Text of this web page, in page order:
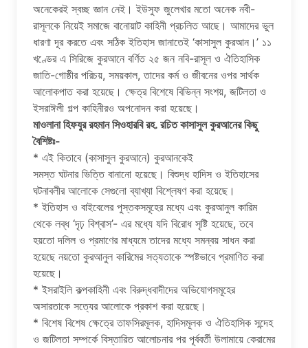
অনেকেরই স্বচ্ছ জ্ঞান নেই। ইউসুফ জুলেখার মতো অনেক নবী-
রাসূলকে নিয়েই সমাজে বানোয়াট কাহিনী প্রচলিত আছে। আমাদের ভুল
ধারণা দূর করতে এবং সঠিক ইতিহাস জানাতেই ‘কাসাসুল কুরআন।’ ১১
খণ্ডের এ সিরিজে কুরআনে বর্ণিত ২৫ জন নবি-রাসূল ও ঐতিহাসিক
জাতি-গোষ্ঠীর পরিচয়, সময়কাল, তাদের কর্ম ও জীবনের ওপর সার্থক
আলোকপাত করা হয়েছে। ক্ষেত্র বিশেষে বিভিন্ন সংশয়, জটিলতা ও
ইসরাঈলী গল্প কাহিনীরও অপনোদন করা হয়েছে।
মাওলানা হিফযুর রহমান সিওহারবি রহ. রচিত কাসাসুল কুরআনের কিছু
বৈশিষ্টঃ-
* এই কিতাবে (কাসাসুল কুরআনে) কুরআনকেই
সমস্ত ঘটনার ভিত্তি বানানো হয়েছে। বিশুদ্ধ হাদিস ও ইতিহাসের
ঘটনাবলীর আলোকে সেগুলো ব্যাখ্যা বিশ্লেষণ করা হয়েছে।
* ইতিহাস ও বাইবেলের পুস্তকসমূহের মধ্যে এবং কুরআনুল কারিম
থেকে লব্ধ ‘দৃঢ় বিশ্বাস’- এর মধ্যে যদি বিরোধ সৃষ্টি হয়েছে, তবে
হয়তো দলিল ও প্রমাণের মাধ্যমে তাদের মধ্যে সমন্বয় সাধন করা
হয়েছে নয়তো কুরআনুল কারিমের সত্যতাকে স্পষ্টভাবে প্রমাণিত করা
হয়েছে।
* ইসরাইলি কল্পকাহিনী এবং বিরুদ্ধবাদীদের অভিযোগসমূহের
অসারতাকে সত্যের আলোকে প্রকাশ করা হয়েছে।
* বিশেষ বিশেষ ক্ষেত্রে তাফসিরমূলক, হাদিসমূলক ও ঐতিহাসিক সন্দেহ
ও জটিলতা সম্পর্কে বিস্তারিত আলোচনার পর পূর্ববর্তী উলামায়ে কেরামের